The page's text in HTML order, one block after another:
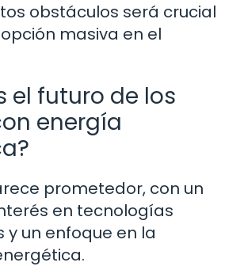
obstáculos será crucial
masiva en el
el futuro de los
energía
prometedor, con un
en tecnologías
y un enfoque en la